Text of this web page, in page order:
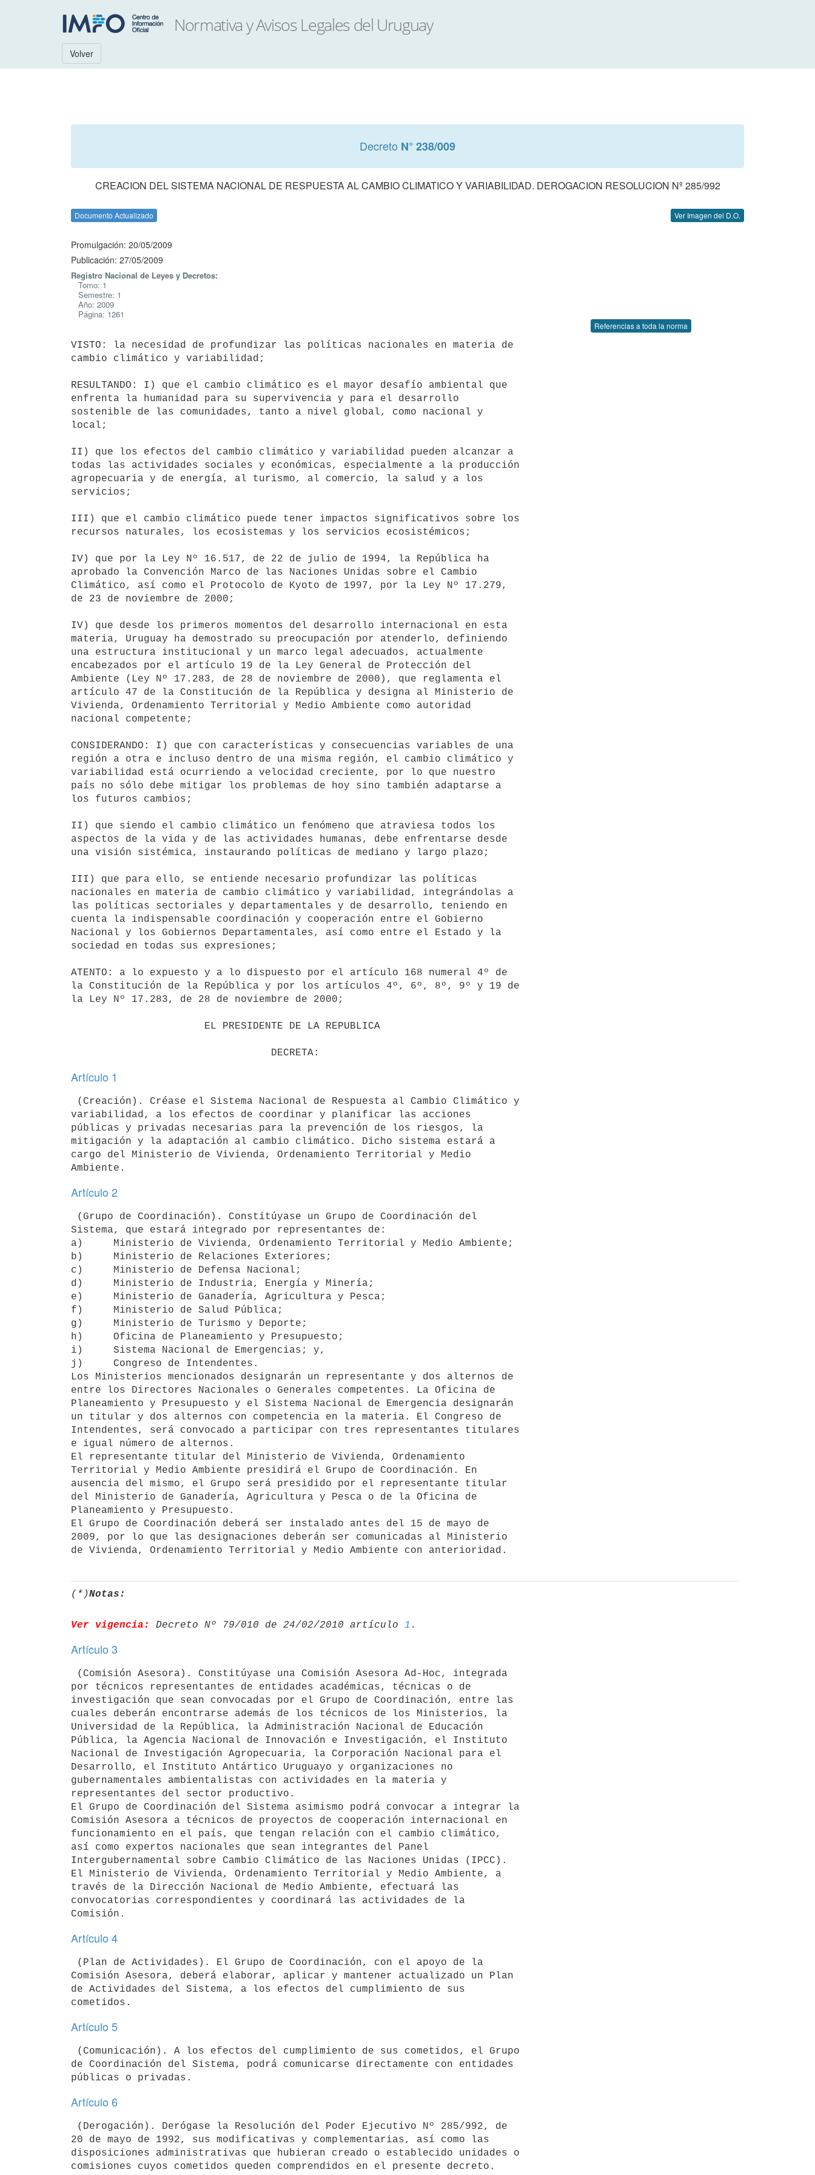
Volver
Decreto N° 238/009
CREACION DEL SISTEMA NACIONAL DE RESPUESTA AL CAMBIO CLIMATICO Y VARIABILIDAD. DEROGACION RESOLUCION Nº 285/992
Documento Actualizado Ver Imagen del D.O.
Promulgación: 20/05/2009
Publicación: 27/05/2009
Registro Nacional de Leyes y Decretos:
Tomo: 1
Semestre: 1
Año: 2009
Página: 1261
Referencias a toda la norma
VISTO: la necesidad de profundizar las políticas nacionales en materia de
cambio climático y variabilidad;
RESULTANDO: I) que el cambio climático es el mayor desafío ambiental que
enfrenta la humanidad para su supervivencia y para el desarrollo
sostenible de las comunidades, tanto a nivel global, como nacional y
local;
II) que los efectos del cambio climático y variabilidad pueden alcanzar a
todas las actividades sociales y económicas, especialmente a la producción
agropecuaria y de energía, al turismo, al comercio, la salud y a los
servicios;
III) que el cambio climático puede tener impactos significativos sobre los
recursos naturales, los ecosistemas y los servicios ecosistémicos;
IV) que por la Ley Nº 16.517, de 22 de julio de 1994, la República ha
aprobado la Convención Marco de las Naciones Unidas sobre el Cambio
Climático, así como el Protocolo de Kyoto de 1997, por la Ley Nº 17.279,
de 23 de noviembre de 2000;
IV) que desde los primeros momentos del desarrollo internacional en esta
materia, Uruguay ha demostrado su preocupación por atenderlo, definiendo
una estructura institucional y un marco legal adecuados, actualmente
encabezados por el artículo 19 de la Ley General de Protección del
Ambiente (Ley Nº 17.283, de 28 de noviembre de 2000), que reglamenta el
artículo 47 de la Constitución de la República y designa al Ministerio de
Vivienda, Ordenamiento Territorial y Medio Ambiente como autoridad
nacional competente;
CONSIDERANDO: I) que con características y consecuencias variables de una
región a otra e incluso dentro de una misma región, el cambio climático y
variabilidad está ocurriendo a velocidad creciente, por lo que nuestro
país no sólo debe mitigar los problemas de hoy sino también adaptarse a
los futuros cambios;
II) que siendo el cambio climático un fenómeno que atraviesa todos los
aspectos de la vida y de las actividades humanas, debe enfrentarse desde
una visión sistémica, instaurando políticas de mediano y largo plazo;
III) que para ello, se entiende necesario profundizar las políticas
nacionales en materia de cambio climático y variabilidad, integrándolas a
las políticas sectoriales y departamentales y de desarrollo, teniendo en
cuenta la indispensable coordinación y cooperación entre el Gobierno
Nacional y los Gobiernos Departamentales, así como entre el Estado y la
sociedad en todas sus expresiones;
ATENTO: a lo expuesto y a lo dispuesto por el artículo 168 numeral 4º de
la Constitución de la República y por los artículos 4º, 6º, 8º, 9º y 19 de
la Ley Nº 17.283, de 28 de noviembre de 2000;
Artículo 1
variabilidad, a los efectos de coordinar y planificar las acciones
públicas y privadas necesarias para la prevención de los riesgos, la
mitigación y la adaptación al cambio climático. Dicho sistema estará a
cargo del Ministerio de Vivienda, Ordenamiento Territorial y Medio
Artículo 2
Sistema, que estará integrado por representantes de:
a)     Ministerio de Vivienda, Ordenamiento Territorial y Medio Ambiente;
b)     Ministerio de Relaciones Exteriores;
c)     Ministerio de Defensa Nacional;
d)     Ministerio de Industria, Energía y Minería;
e)     Ministerio de Ganadería, Agricultura y Pesca;
f)     Ministerio de Salud Pública;
g)     Ministerio de Turismo y Deporte;
h)     Oficina de Planeamiento y Presupuesto;
i)     Sistema Nacional de Emergencias; y,
j)     Congreso de Intendentes.
Los Ministerios mencionados designarán un representante y dos alternos de
entre los Directores Nacionales o Generales competentes. La Oficina de
Planeamiento y Presupuesto y el Sistema Nacional de Emergencia designarán
un titular y dos alternos con competencia en la materia. El Congreso de
Intendentes, será convocado a participar con tres representantes titulares
e igual número de alternos.
El representante titular del Ministerio de Vivienda, Ordenamiento
Territorial y Medio Ambiente presidirá el Grupo de Coordinación. En
ausencia del mismo, el Grupo será presidido por el representante titular
del Ministerio de Ganadería, Agricultura y Pesca o de la Oficina de
Planeamiento y Presupuesto.
El Grupo de Coordinación deberá ser instalado antes del 15 de mayo de
2009, por lo que las designaciones deberán ser comunicadas al Ministerio
(*)Notas:
Ver vigencia: Decreto Nº 79/010 de 24/02/2010 artículo 1
Artículo 3
por técnicos representantes de entidades académicas, técnicas o de
investigación que sean convocadas por el Grupo de Coordinación, entre las
cuales deberán encontrarse además de los técnicos de los Ministerios, la
Universidad de la República, la Administración Nacional de Educación
Pública, la Agencia Nacional de Innovación e Investigación, el Instituto
Nacional de Investigación Agropecuaria, la Corporación Nacional para el
Desarrollo, el Instituto Antártico Uruguayo y organizaciones no
gubernamentales ambientalistas con actividades en la materia y
representantes del sector productivo.
El Grupo de Coordinación del Sistema asimismo podrá convocar a integrar la
Comisión Asesora a técnicos de proyectos de cooperación internacional en
funcionamiento en el país, que tengan relación con el cambio climático,
así como expertos nacionales que sean integrantes del Panel
Intergubernamental sobre Cambio Climático de las Naciones Unidas (IPCC).
El Ministerio de Vivienda, Ordenamiento Territorial y Medio Ambiente, a
través de la Dirección Nacional de Medio Ambiente, efectuará las
convocatorias correspondientes y coordinará las actividades de la
Artículo 4
Comisión Asesora, deberá elaborar, aplicar y mantener actualizado un Plan
de Actividades del Sistema, a los efectos del cumplimiento de sus
Artículo 5
de Coordinación del Sistema, podrá comunicarse directamente con entidades
Artículo 6
20 de mayo de 1992, sus modificativas y complementarias, así como las
disposiciones administrativas que hubieran creado o establecido unidades o